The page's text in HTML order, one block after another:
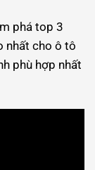
phá top 3
nhất cho ô tô
phù hợp nhất